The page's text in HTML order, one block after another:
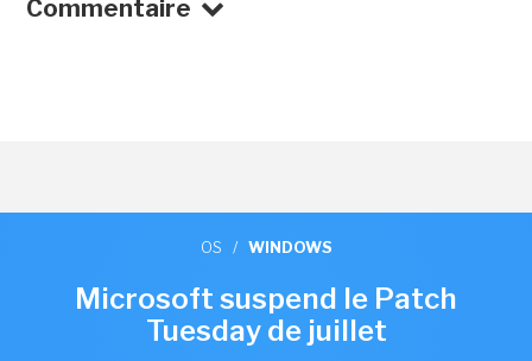
Commentaire
OS / WINDOWS
Microsoft suspend le Patch
Tuesday de juillet